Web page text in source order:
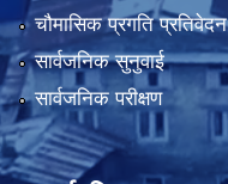
चौमासिक प्रगति प्रतिवेदन
सार्वजनिक सुनुवाई
सार्वजनिक परीक्षण